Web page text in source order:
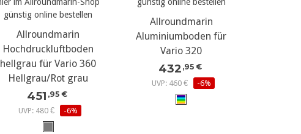
mehr Details...
Allroundmarin
Hochdruckluftboden
hellgrau für Vario 360
Hellgrau/Rot grau
451 ,95 €
UVP: 480 €
-6%
mehr Details...
Allroundmarin
Aluminiumboden für
Vario 320
432 ,95 €
UVP: 460 €
-6%